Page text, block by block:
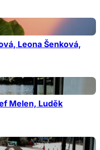
Leona Šenková,
Melen, Luděk